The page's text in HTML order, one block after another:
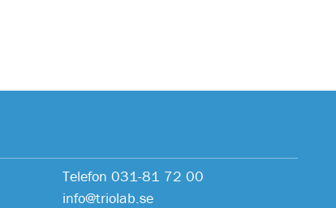
Telefon 031-81 72 00
info@triolab.se